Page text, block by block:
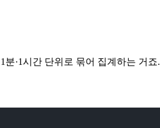
·1시간 단위로 묶어 집계하는 거죠.